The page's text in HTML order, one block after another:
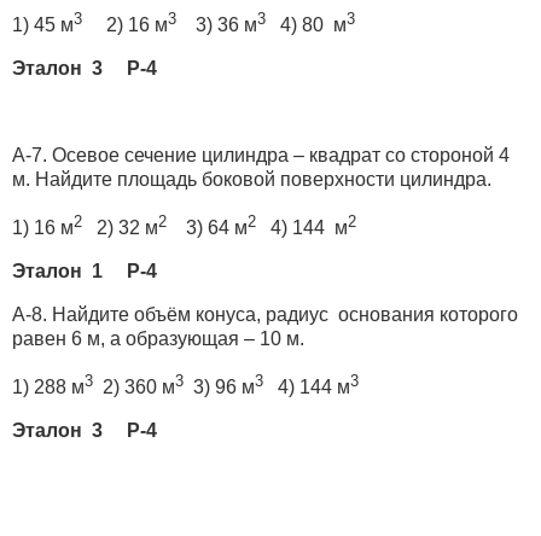
1) 45 м3 2) 16 м3 3) 36 м3 4) 80 м3
Эталон 3 Р-4
А-7. Осевое сечение цилиндра – квадрат со стороной 4
м. Найдите площадь боковой поверхности цилиндра.
1) 16 м2 2) 32 м2 3) 64 м2 4) 144 м2
Эталон 1 Р-4
А-8. Найдите объём конуса, радиус основания которого
равен 6 м, а образующая – 10 м.
1) 288 м3 2) 360 м3 3) 96 м3 4) 144 м3
Эталон 3 Р-4